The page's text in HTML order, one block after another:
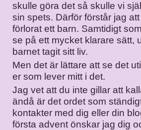
skulle göra det så skulle vi
sin spets. Därför förstår jag
förlorat ett barn. Samtidigt
se på ett mycket klarare sätt,
barnet tagit sitt liv.
Men det är lättare att se det
er som lever mitt i det.
Jag vet att du inte gillar att
ändå är det ordet som
kontakter med dig eller din
första advent önskar jag dig